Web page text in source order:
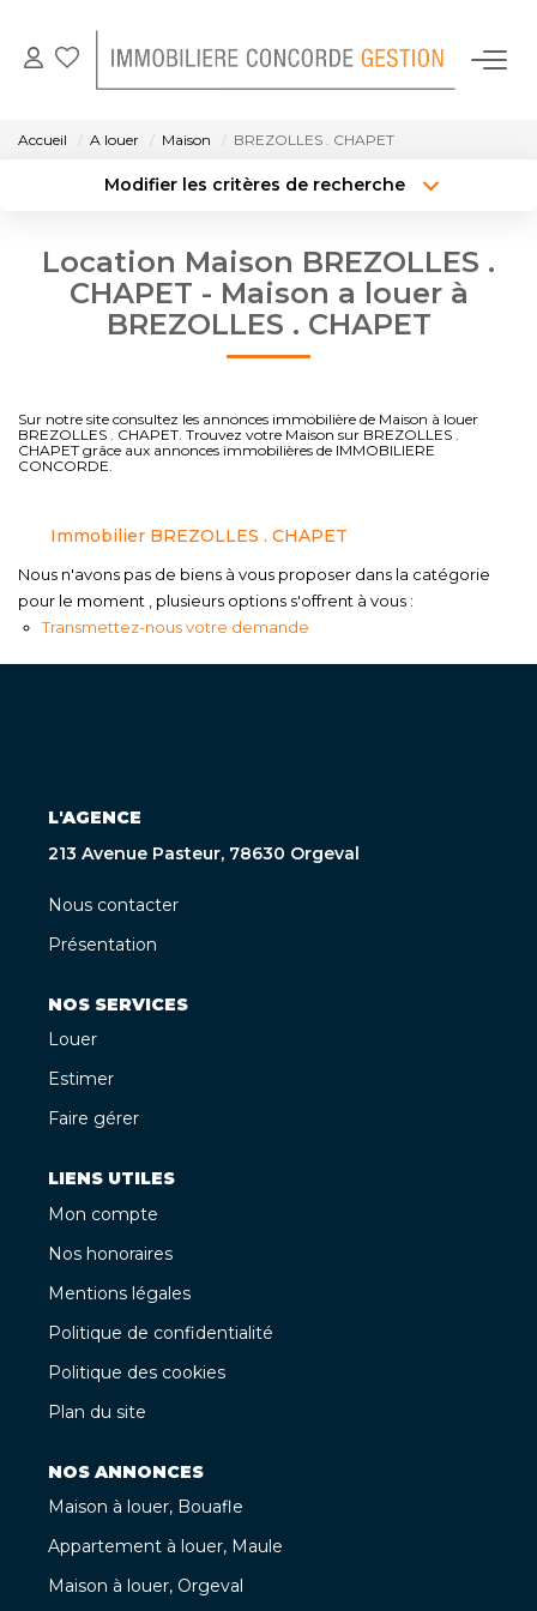
GESTION LOCATIVE
NOTRE AGENCE
CONTACT
Accueil A louer Maison BREZOLLES . CHAPET
Modifier les critères de recherche
Surface min Budget max
Plus de critères Créer une alerte
Location Maison BREZOLLES .
CHAPET - Maison a louer à
BREZOLLES . CHAPET
Sur notre site consultez les annonces immobilière de Maison à louer
BREZOLLES . CHAPET. Trouvez votre Maison sur BREZOLLES .
CHAPET grâce aux annonces immobilières de IMMOBILIERE
CONCORDE.
Immobilier BREZOLLES . CHAPET
Nous n'avons pas de biens à vous proposer dans la catégorie
pour le moment , plusieurs options s'offrent à vous :
Transmettez-nous votre demande
L'AGENCE
213 Avenue Pasteur, 78630 Orgeval
Nous contacter
Présentation
NOS SERVICES
Louer
Estimer
Faire gérer
LIENS UTILES
Mon compte
Nos honoraires
Mentions légales
Politique de confidentialité
Politique des cookies
Plan du site
NOS ANNONCES
Maison à louer, Bouafle
Appartement à louer, Maule
Maison à louer, Orgeval